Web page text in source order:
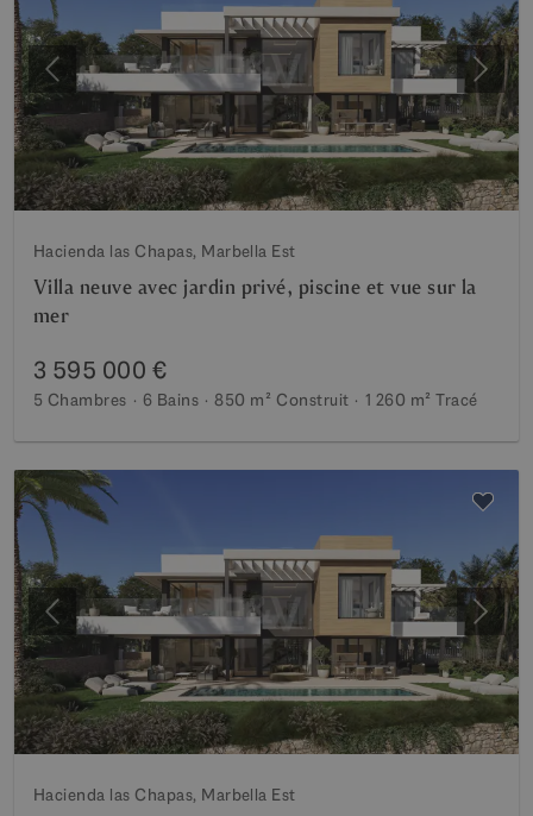
Précédent
Hacienda las Chapas, Marbella Est
Villa neuve avec jardin privé, piscine et vue sur la
mer
3 595 000 €
5 Chambres 6 Bains 850 m² Construit 1 260 m² Tracé
Précédent
Hacienda las Chapas, Marbella Est